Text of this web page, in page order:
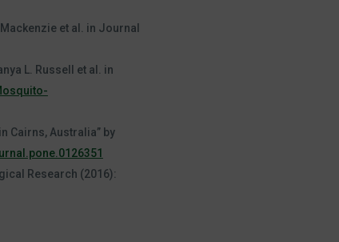
et al. in Journal
L. Russell et al. in
Cairns, Australia” by
Research (2016):